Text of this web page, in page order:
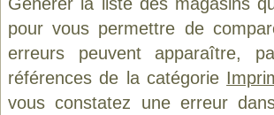
pour vous permettre de
erreurs peuvent apparaître,
références de la catégorie
vous constatez une erreur